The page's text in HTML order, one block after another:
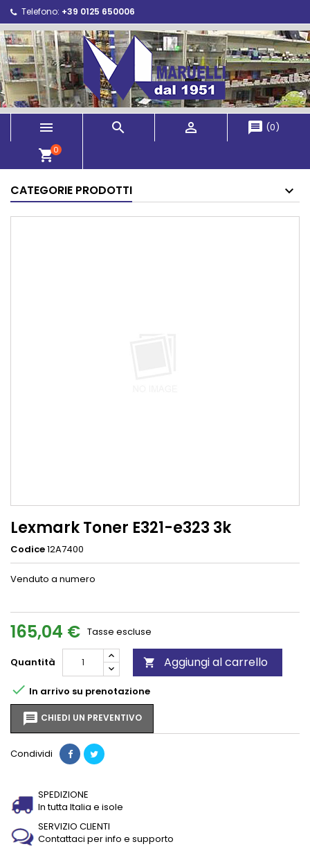
Telefono: +39 0125 650006
   message (0)
shopping_cart0
CATEGORIE PRODOTTI
Lexmark Toner E321-e323 3k
Codice12A7400
Venduto a numero
165,04 € Tasse escluse
Quantità  Aggiungi al carrello
 In arrivo su prenotazione
message CHIEDI UN PREVENTIVO
Condividi
SPEDIZIONE
In tutta Italia e isole
SERVIZIO CLIENTI
Contattaci per info e supporto